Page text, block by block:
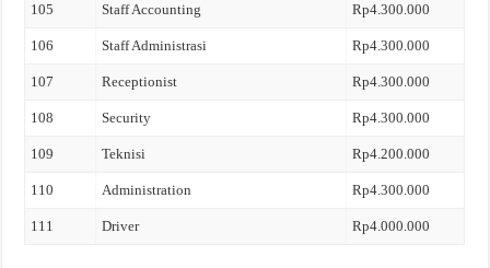
105 Staff Accounting Rp4.300.000
106 Staff Administrasi Rp4.300.000
107 Receptionist Rp4.300.000
108 Security Rp4.300.000
109 Teknisi Rp4.200.000
110 Administration Rp4.300.000
111 Driver Rp4.000.000